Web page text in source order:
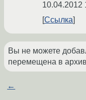
10.04.2012
Ссылка
Вы не можете
перемещена в
←